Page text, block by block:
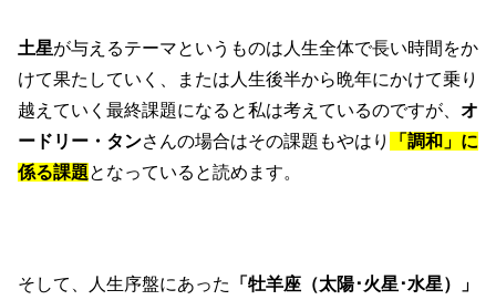
土星が与えるテーマというものは人生全体で長い時間をか
けて果たしていく、または人生後半から晩年にかけて乗り
越えていく最終課題になると私は考えているのですが、 オ
ードリー・タンさんの場合はその課題もやはり
「調和」に
係る課題となっていると読めます。
そして、人生序盤にあった
「牡羊座（太陽･火星･水星）」